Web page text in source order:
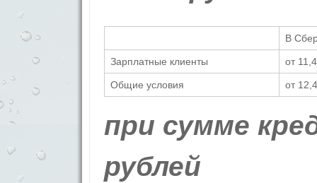
В
Зарплатные клиенты от
Общие условия от
при сумме
рублей